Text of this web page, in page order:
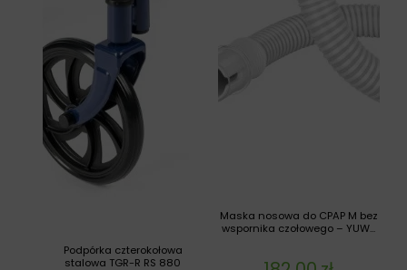
Maska nosowa do CPAP M bez
wspornika czołowego – YUW...
Podpórka czterokołowa
stalowa TGR-R RS 880